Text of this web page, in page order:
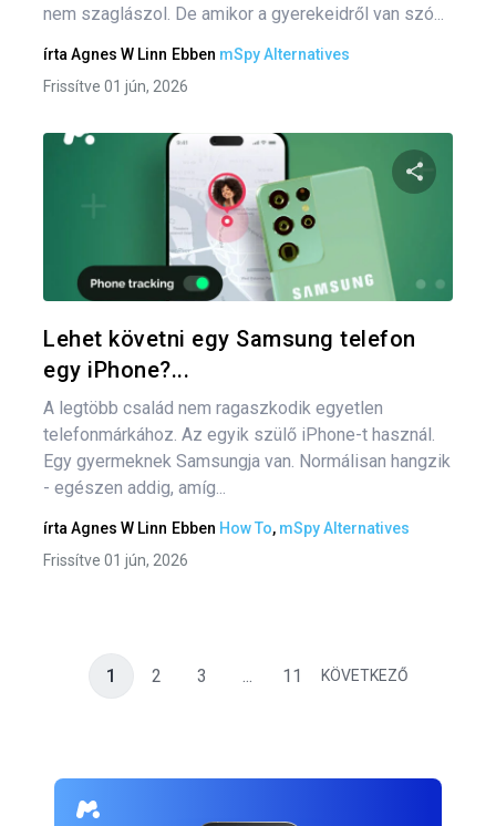
nem szaglászol. De amikor a gyerekeidről van szó...
írta Agnes W Linn Ebben mSpy Alternatives
Frissítve 01 jún, 2026
Lehet követni egy Samsung telefon
egy iPhone?...
A legtöbb család nem ragaszkodik egyetlen
telefonmárkához. Az egyik szülő iPhone-t használ.
Egy gyermeknek Samsungja van. Normálisan hangzik
- egészen addig, amíg...
írta Agnes W Linn Ebben How To, mSpy Alternatives
Frissítve 01 jún, 2026
1 2 3 ... 11 KÖVETKEZŐ